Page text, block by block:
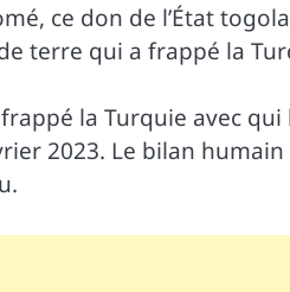
ce don de l’État
terre qui a frappé la
la Turquie avec
2023. Le bilan